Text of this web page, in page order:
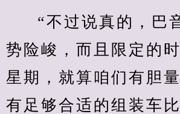
“不过说真的，巴
势险峻，而且限定的
星期，就算咱们有胆
有足够合适的组装车